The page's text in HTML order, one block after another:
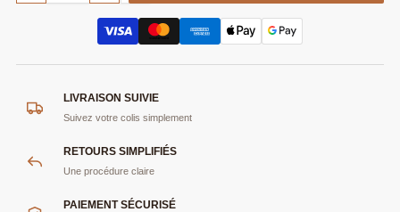
LIVRAISON SUIVIE
Suivez votre colis simplement
RETOURS SIMPLIFIÉS
Une procédure claire
PAIEMENT SÉCURISÉ